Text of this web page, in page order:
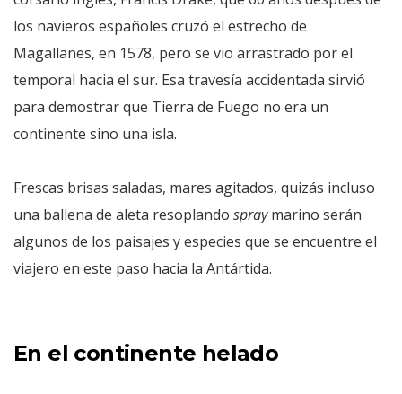
los navieros españoles cruzó el estrecho de
Magallanes, en 1578, pero se vio arrastrado por el
temporal hacia el sur. Esa travesía accidentada sirvió
para demostrar que Tierra de Fuego no era un
continente sino una isla.
Frescas brisas saladas, mares agitados, quizás incluso
una ballena de aleta resoplando spraymarino serán
algunos de los paisajes y especies que se encuentre el
viajero en este paso hacia la Antártida.
En el continente helado